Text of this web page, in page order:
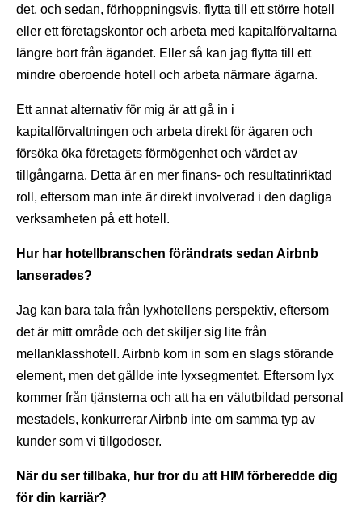
det, och sedan, förhoppningsvis, flytta till ett större hotell
eller ett företagskontor och arbeta med kapitalförvaltarna
längre bort från ägandet. Eller så kan jag flytta till ett
mindre oberoende hotell och arbeta närmare ägarna.
Ett annat alternativ för mig är att gå in i
kapitalförvaltningen och arbeta direkt för ägaren och
försöka öka företagets förmögenhet och värdet av
tillgångarna. Detta är en mer finans- och resultatinriktad
roll, eftersom man inte är direkt involverad i den dagliga
verksamheten på ett hotell.
Hur har hotellbranschen förändrats sedan Airbnb
lanserades?
Jag kan bara tala från lyxhotellens perspektiv, eftersom
det är mitt område och det skiljer sig lite från
mellanklasshotell. Airbnb kom in som en slags störande
element, men det gällde inte lyxsegmentet. Eftersom lyx
kommer från tjänsterna och att ha en välutbildad personal
mestadels, konkurrerar Airbnb inte om samma typ av
kunder som vi tillgodoser.
När du ser tillbaka, hur tror du att HIM förberedde dig
för din karriär?